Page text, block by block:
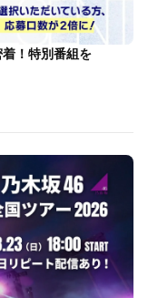
！特別番組を